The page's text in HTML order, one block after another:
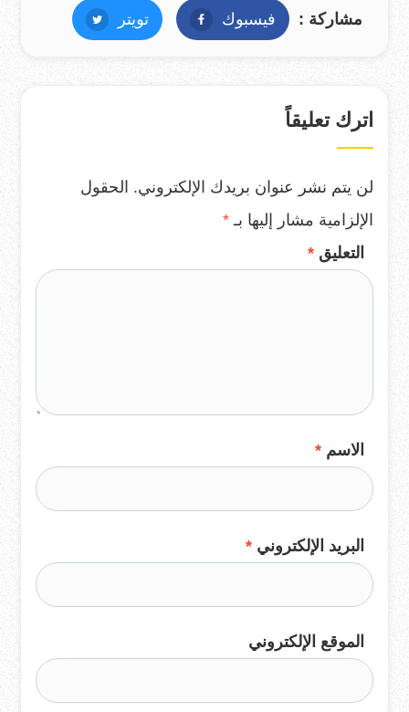
مشاركة : فيسبوك فيسبوكتويتر تويتر
اترك تعليقاً
لن يتم نشر عنوان بريدك الإلكتروني. الحقول
الإلزامية مشار إليها بـ *
التعليق *
الاسم *
البريد الإلكتروني *
الموقع الإلكتروني